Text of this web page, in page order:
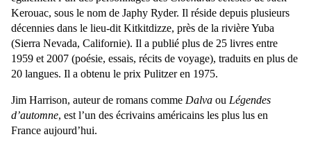
Kerouac, sous le nom de Japhy Ryder. Il réside depuis plusieurs
décennies dans le lieu-dit Kitkitdizze, près de la rivière Yuba
(Sierra Nevada, Californie). Il a publié plus de 25 livres entre
1959 et 2007 (poésie, essais, récits de voyage), traduits en plus de
20 langues. Il a obtenu le prix Pulitzer en 1975.
Jim Harrison, auteur de romans comme Dalva ou Légendes
d’automne, est l’un des écrivains américains les plus lus en
France aujourd’hui.